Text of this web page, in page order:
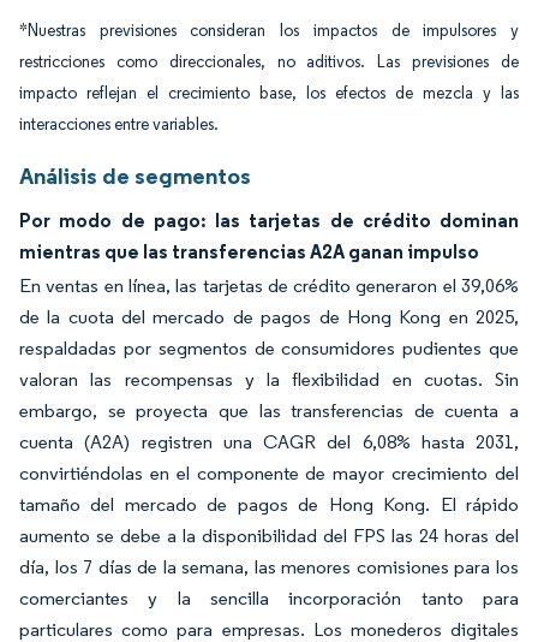
*Nuestras previsiones consideran los impactos de impulsores y
restricciones como direccionales, no aditivos. Las previsiones de
impacto reflejan el crecimiento base, los efectos de mezcla y las
interacciones entre variables.
Análisis de segmentos
Por modo de pago: las tarjetas de crédito dominan
mientras que las transferencias A2A ganan impulso
En ventas en línea, las tarjetas de crédito generaron el 39,06%
de la cuota del mercado de pagos de Hong Kong en 2025,
respaldadas por segmentos de consumidores pudientes que
valoran las recompensas y la flexibilidad en cuotas. Sin
embargo, se proyecta que las transferencias de cuenta a
cuenta (A2A) registren una CAGR del 6,08% hasta 2031,
convirtiéndolas en el componente de mayor crecimiento del
tamaño del mercado de pagos de Hong Kong. El rápido
aumento se debe a la disponibilidad del FPS las 24 horas del
día, los 7 días de la semana, las menores comisiones para los
comerciantes y la sencilla incorporación tanto para
particulares como para empresas. Los monederos digitales